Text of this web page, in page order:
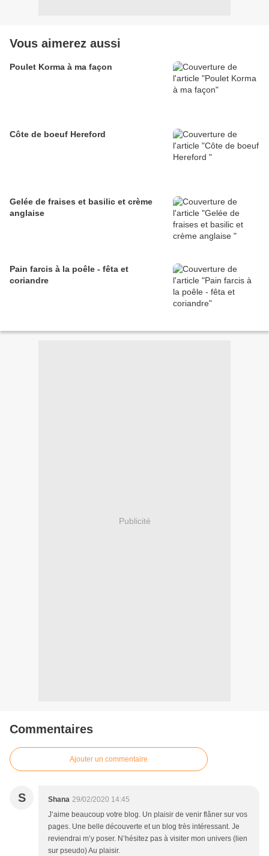
Vous aimerez aussi
Poulet Korma à ma façon
Côte de boeuf Hereford
Gelée de fraises et basilic et crème
anglaise
Pain farcis à la poêle - fêta et
coriandre
Publicité
Commentaires
Ajouter un commentaire
S Shana 29/02/2020 14:45
J’aime beaucoup votre blog. Un plaisir de venir flâner sur vos
pages. Une belle découverte et un blog très intéressant. Je
reviendrai m’y poser. N’hésitez pas à visiter mon univers (lien
sur pseudo) Au plaisir.